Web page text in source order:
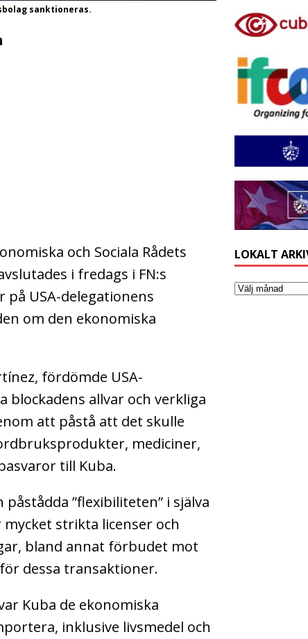
sanktioneras.
och Sociala Rådets
i fredags i FN:s
på USA-delegationens
om den ekonomiska
fördömde USA-
allvar och verkliga
att påstå att det skulle
mediciner,
till Kuba.
”flexibiliteten” i själva
strikta licenser och
bland annat förbudet mot
dessa transaktioner.
Kuba de ekonomiska
inklusive livsmedel och
LOKALT